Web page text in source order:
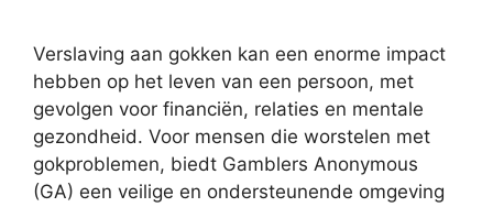
Verslaving aan gokken kan een enorme impact
hebben op het leven van een persoon, met
gevolgen voor financiën, relaties en mentale
gezondheid. Voor mensen die worstelen met
gokproblemen, biedt Gamblers Anonymous
(GA) een veilige en ondersteunende omgeving